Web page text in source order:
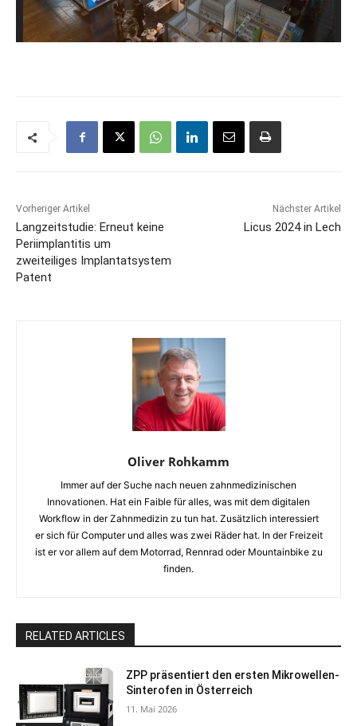
Vorheriger Artikel
Langzeitstudie: Erneut keine
Periimplantitis um
zweiteiliges Implantatsystem
Patent
Nächster Artikel
Licus 2024 in Lech
Oliver Rohkamm
Immer auf der Suche nach neuen zahnmedizinischen
Innovationen. Hat ein Faible für alles, was mit dem digitalen
Workflow in der Zahnmedizin zu tun hat. Zusätzlich interessiert
er sich für Computer und alles was zwei Räder hat. In der Freizeit
ist er vor allem auf dem Motorrad, Rennrad oder Mountainbike zu
finden.
RELATED ARTICLES
ZPP präsentiert den ersten Mikrowellen-
Sinterofen in Österreich
11. Mai 2026